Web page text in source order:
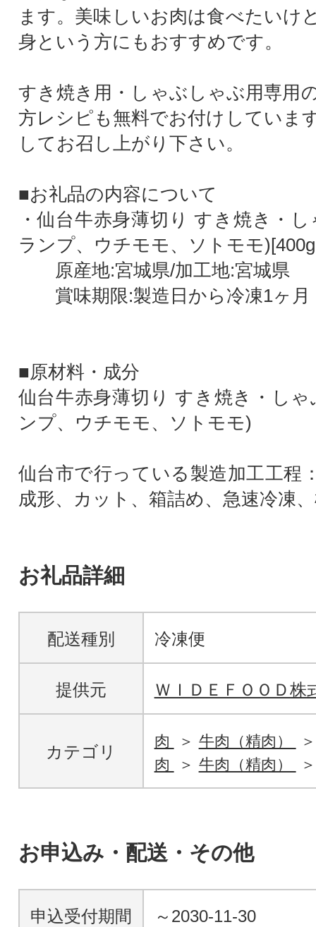
ます。美味しいお肉は食べたいけ
身という方にもおすすめです。
すき焼き用・しゃぶしゃぶ用専用
方レシピも無料でお付けしていま
してお召し上がり下さい。
■お礼品の内容について
・仙台牛赤身薄切り すき焼き・
ランプ、ウチモモ、ソトモモ
原産地:宮城県/加工地:宮城県
賞味期限:製造日から冷凍1ヶ月
■原材料・成分
仙台牛赤身薄切り すき焼き・し
ンプ、ウチモモ、ソトモモ)
仙台市で行っている製造加工工程
成形、カット、箱詰め、急速冷凍
お礼品詳細
配送種別 冷凍便
提供元 ＷＩＤＥＦＯＯＤ株
カテゴリ
肉
牛肉（精肉）
肉
牛肉（精肉）
お申込み・配送・その他
申込受付期間 ～2030-11-30